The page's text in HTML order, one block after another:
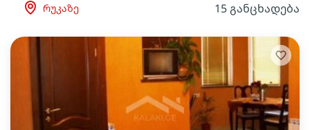
რუკაზე
15 განცხადება